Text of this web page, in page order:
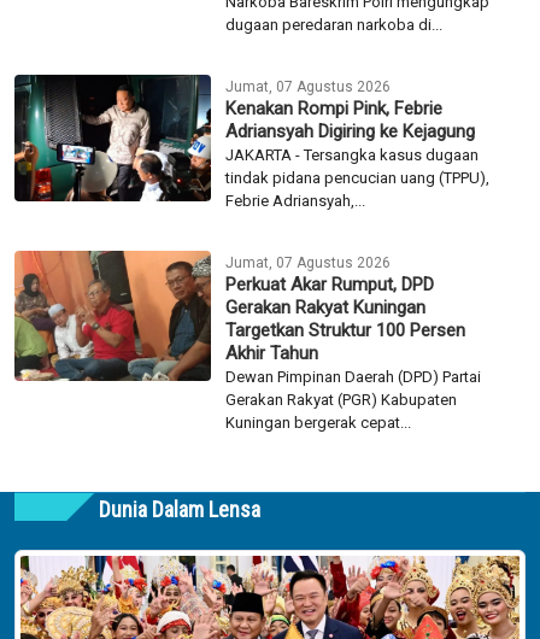
dugaan peredaran narkoba di...
Jumat, 07 Agustus 2026
Kenakan Rompi Pink, Febrie
Adriansyah Digiring ke Kejagung
JAKARTA - Tersangka kasus dugaan
tindak pidana pencucian uang (TPPU),
Febrie Adriansyah,...
Jumat, 07 Agustus 2026
Perkuat Akar Rumput, DPD
Gerakan Rakyat Kuningan
Targetkan Struktur 100 Persen
Akhir Tahun
Dewan Pimpinan Daerah (DPD) Partai
Gerakan Rakyat (PGR) Kabupaten
Kuningan bergerak cepat...
Dunia Dalam Lensa